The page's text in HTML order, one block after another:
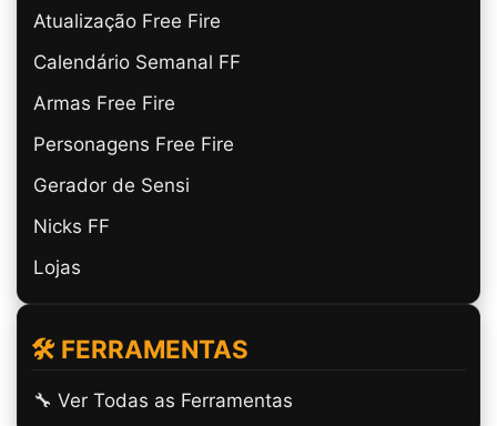
Atualização Free Fire
Calendário Semanal FF
Armas Free Fire
Personagens Free Fire
Gerador de Sensi
Nicks FF
Lojas
🛠️ FERRAMENTAS
🔧 Ver Todas as Ferramentas